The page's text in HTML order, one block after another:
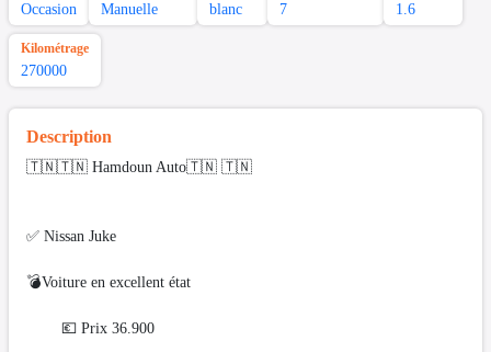
Occasion Manuelle blanc 7 1.6
Kilométrage
270000
Description
🇹🇳🇹🇳 Hamdoun Auto🇹🇳 🇹🇳
✅ Nissan Juke
💣Voiture en excellent état
💶 Prix 36.900